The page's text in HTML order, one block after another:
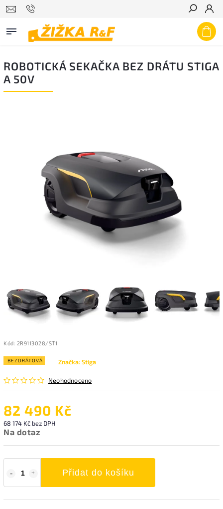
Hledat
ROBOTICKÁ SEKAČKA BEZ DRÁTU STIGA
A 50V
Kód: 2R9113028/ST1
BEZDRÁTOVÁ
Neohodnoceno
Značka:Stiga
82 490 Kč
68 174 Kč bez DPH
Na dotaz
Přidat do košíku